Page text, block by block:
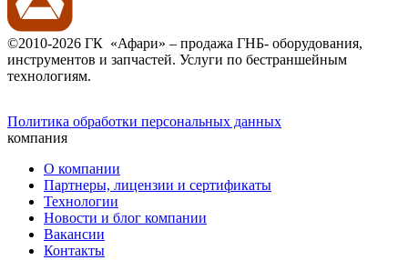
©2010-2026 ГК «Афари» – продажа ГНБ- оборудования,
инструментов и запчастей. Услуги по бестраншейным
технологиям.
Политика обработки персональных данных
компания
О компании
Партнеры, лицензии и сертификаты
Технологии
Новости и блог компании
Вакансии
Контакты